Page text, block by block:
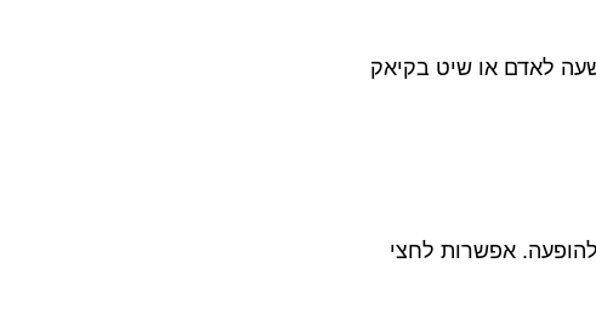
לאדם או שיט בקיאק
כרטיס זוגי להופעה. אפשרות לחצי